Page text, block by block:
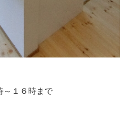
～１６時まで